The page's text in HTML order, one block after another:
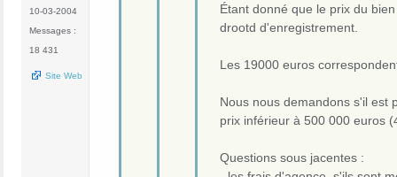
10-03-2004
Messages :
18 431
Site Web
Étant donné que le prix du
drootd d'enregistrement.
Les 19000 euros
Nous nous demandons s'il est
prix inférieur à 500 000 euros
Questions sous jacentes :